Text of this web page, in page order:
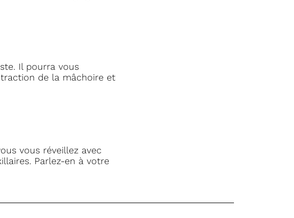
Il pourra vous
de la mâchoire et
vous réveillez avec
Parlez-en à votre